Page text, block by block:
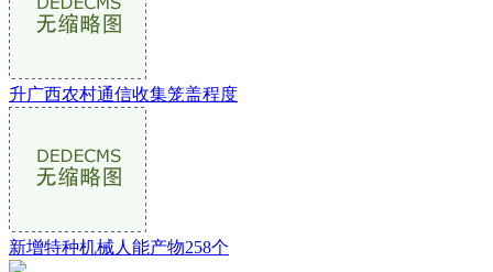
升广西农村通信收集笼盖程度
新增特种机械人能产物258个